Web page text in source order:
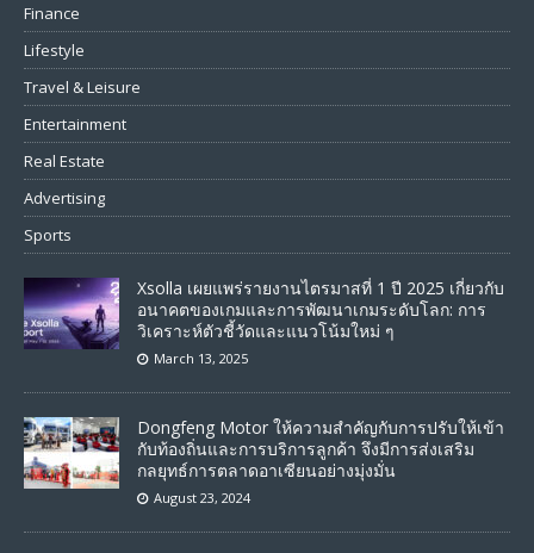
Finance
Lifestyle
Travel & Leisure
Entertainment
Real Estate
Advertising
Sports
Xsolla เผยแพร่รายงานไตรมาสที่ 1 ปี 2025 เกี่ยวกับ
อนาคตของเกมและการพัฒนาเกมระดับโลก: การ
วิเคราะห์ตัวชี้วัดและแนวโน้มใหม่ ๆ
March 13, 2025
Dongfeng Motor ให้ความสำคัญกับการปรับให้เข้า
กับท้องถิ่นและการบริการลูกค้า จึงมีการส่งเสริม
กลยุทธ์การตลาดอาเซียนอย่างมุ่งมั่น
August 23, 2024